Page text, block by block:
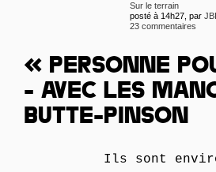
Sur le terrain
posté à 14h27, par
23 commentaires
« PERSONNE
- AVEC LES
BUTTE-PINSON
Ils sont